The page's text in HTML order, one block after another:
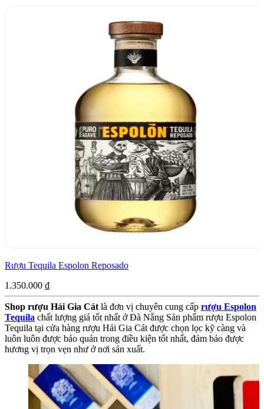
Rượu Tequila Espolon Reposado
1.350.000 ₫
Shop rượu Hải Gia Cát là đơn vị chuyên cung cấp rượu Espolon
Tequila chất lượng giá tốt nhất ở Đà Nẵng Sản phẩm rượu Espolon
Tequila tại cửa hàng rượu Hải Gia Cát được chọn lọc kỹ càng và
luôn luôn được bảo quản trong điều kiện tốt nhất, đảm bảo được
hương vị trọn vẹn như ở nơi sản xuất.